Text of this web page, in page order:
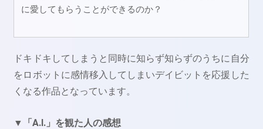
に愛してもらうことができるのか？
ドキドキしてしまうと同時に知らず知らずのうちに自分
をロボットに感情移入してしまいデイビットを応援した
くなる作品となっています。
▼「A.I.」を観た人の感想